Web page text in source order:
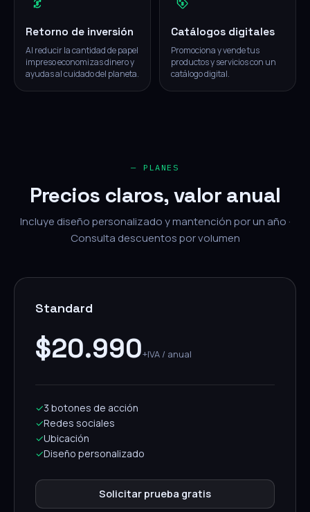
Retorno de inversión
Al reducir la cantidad de papel
impreso economizas dinero y
ayudas al cuidado del planeta.
Catálogos digitales
Promociona y vende tus
productos y servicios con un
catálogo digital.
— PLANES
Precios claros, valor anual
Incluye diseño personalizado y mantención por un año ·
Consulta descuentos por volumen
Standard
$20.990+IVA / anual
✓3 botones de acción
✓Redes sociales
✓Ubicación
✓Diseño personalizado
Solicitar prueba gratis